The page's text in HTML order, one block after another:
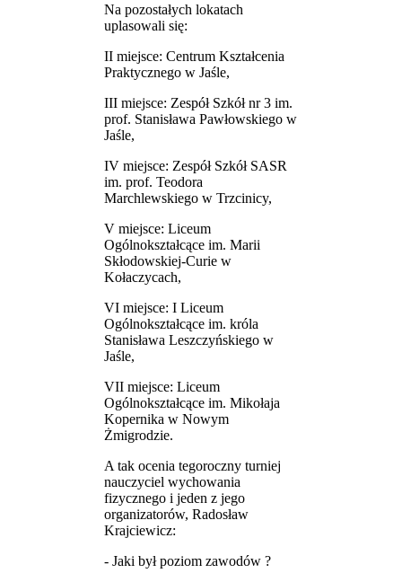
Na pozostałych lokatach
uplasowali się:
II miejsce: Centrum Kształcenia
Praktycznego w Jaśle,
III miejsce: Zespół Szkół nr 3 im.
prof. Stanisława Pawłowskiego w
Jaśle,
IV miejsce: Zespół Szkół SASR
im. prof. Teodora
Marchlewskiego w Trzcinicy,
V miejsce: Liceum
Ogólnokształcące im. Marii
Skłodowskiej-Curie w
Kołaczycach,
VI miejsce: I Liceum
Ogólnokształcące im. króla
Stanisława Leszczyńskiego w
Jaśle,
VII miejsce: Liceum
Ogólnokształcące im. Mikołaja
Kopernika w Nowym
Żmigrodzie.
A tak ocenia tegoroczny turniej
nauczyciel wychowania
fizycznego i jeden z jego
organizatorów, Radosław
Krajciewicz:
- Jaki był poziom zawodów ?